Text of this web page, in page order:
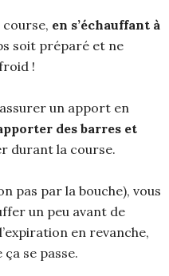
course, en s’échauffant à
soit préparé et ne
!
un apport en
des barres et
durant la course.
pas par la bouche), vous
un peu avant de
en revanche,
ça se passe.